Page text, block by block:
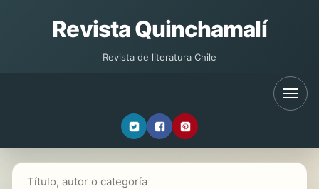
Revista Quinchamalí
Revista de literatura Chile